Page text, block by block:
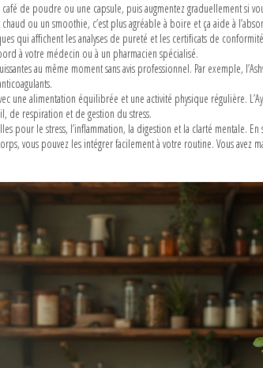
de poudre ou une capsule, puis augmentez graduellement si
ou un smoothie, c’est plus agréable à boire et ça aide à
qui affichent les analyses de pureté et les certificats de
à votre médecin ou à un pharmacien spécialisé.
au même moment sans avis professionnel. Par exemple,
une alimentation équilibrée et une activité physique régulière.
de respiration et de gestion du stress.
pour le stress, l’inflammation, la digestion et la clarté mentale. En
vous pouvez les intégrer facilement à votre routine. Vous avez